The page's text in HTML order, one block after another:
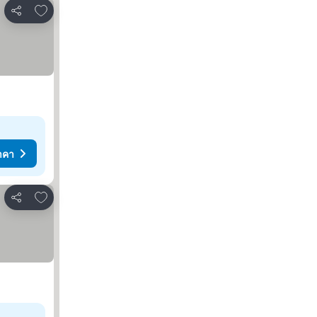
แชร์
เพิ่มในรายการโปรด
า
แชร์
เพิ่มในรายการโปรด